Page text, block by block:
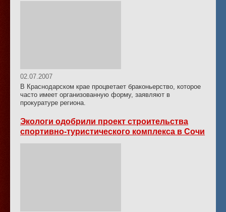
02.07.2007
В Краснодарском крае процветает браконьерство, которое
часто имеет организованную форму, заявляют в
прокуратуре региона.
Экологи одобрили проект строительства
спортивно-туристического комплекса в Сочи